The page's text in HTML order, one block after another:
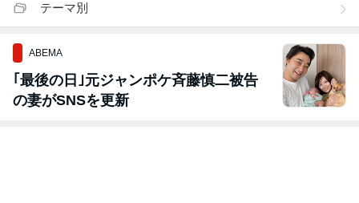
テーマ別
ABEMA
｢最後の日｣元ジャンポケ斉藤慎二被告
の妻がSNSを更新